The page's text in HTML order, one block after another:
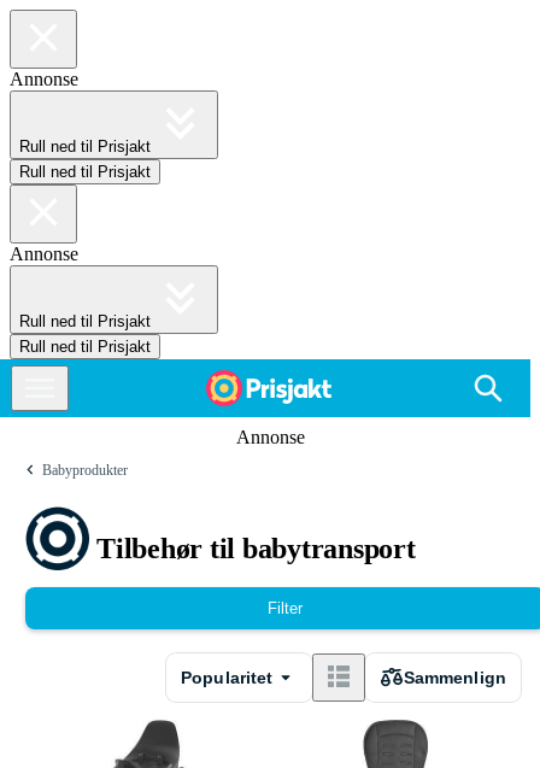
Annonse
Rull ned til Prisjakt
Rull ned til Prisjakt
Annonse
Rull ned til Prisjakt
Rull ned til Prisjakt
Annonse
Babyprodukter
Tilbehør til babytransport
Filter
Popularitet Sammenlign